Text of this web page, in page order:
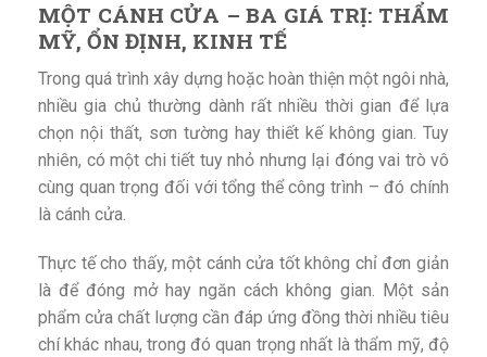
MỘT CÁNH CỬA – BA GIÁ TRỊ: THẨM
MỸ, ỔN ĐỊNH, KINH TẾ
Trong quá trình xây dựng hoặc hoàn thiện một ngôi nhà,
nhiều gia chủ thường dành rất nhiều thời gian để lựa
chọn nội thất, sơn tường hay thiết kế không gian. Tuy
nhiên, có một chi tiết tuy nhỏ nhưng lại đóng vai trò vô
cùng quan trọng đối với tổng thể công trình – đó chính
là cánh cửa.
Thực tế cho thấy, một cánh cửa tốt không chỉ đơn giản
là để đóng mở hay ngăn cách không gian. Một sản
phẩm cửa chất lượng cần đáp ứng đồng thời nhiều tiêu
chí khác nhau, trong đó quan trọng nhất là thẩm mỹ, độ